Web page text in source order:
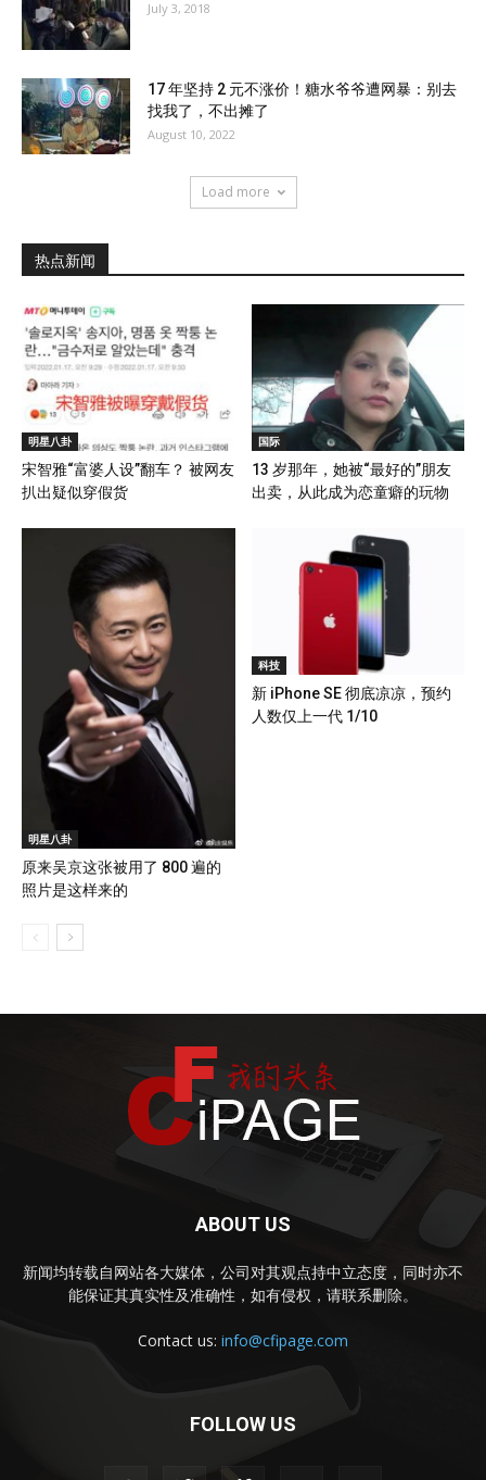
July 3, 2018
17 年坚持 2 元不涨价！糖水爷爷遭网暴：别去
找我了，不出摊了
August 10, 2022
Load more
热点新闻
明星八卦
宋智雅“富婆人设”翻车？ 被网友
扒出疑似穿假货
国际
13 岁那年，她被“最好的”朋友
出卖，从此成为恋童癖的玩物
明星八卦
原来吴京这张被用了 800 遍的
照片是这样来的
科技
新 iPhone SE 彻底凉凉，预约
人数仅上一代 1/10
ABOUT US
新闻均转载自网站各大媒体，公司对其观点持中立态度，同时亦不
能保证其真实性及准确性，如有侵权，请联系删除。
Contact us: info@cfipage.com
FOLLOW US